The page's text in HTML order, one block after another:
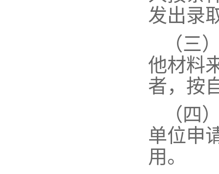
发出录
（三
他材料
者，按
（四
单位申
用。